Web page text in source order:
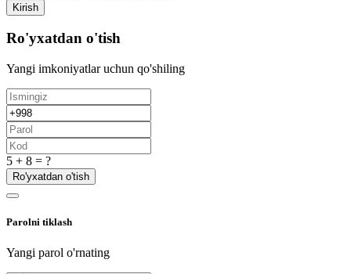
Kirish
Ro'yxatdan o'tish
Yangi imkoniyatlar uchun qo'shiling
5 + 8 = ?
Ro'yxatdan o'tish
Parolni tiklash
Yangi parol o'rnating